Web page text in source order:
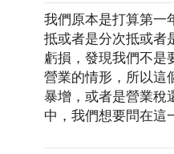
我們原本是打算第一
抵或者是分次抵或者
虧損，發現我們不是
營業的情形，所以這
暴增，或者是營業稅
中，我們想要問在這